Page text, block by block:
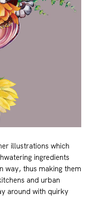
illustrations which
ingredients
way, thus making them
and urban
around with quirky